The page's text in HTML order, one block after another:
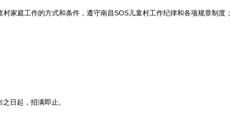
庭工作的方式和条件，遵守南昌SOS儿童村工作纪律和各项规章制度；
日起，招满即止。